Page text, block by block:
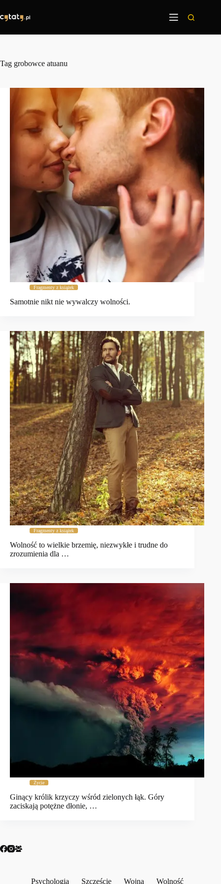
treści
Tag grobowce atuanu
Fragmenty z książek
Samotnie nikt nie wywalczy wolności.
Fragmenty z książek
Wolność to wielkie brzemię, niezwykłe i trudne do
zrozumienia dla …
Życie
Ginący królik krzyczy wśród zielonych łąk. Góry
zaciskają potężne dłonie, …
Psychologia Szczęście Wojna Wolność